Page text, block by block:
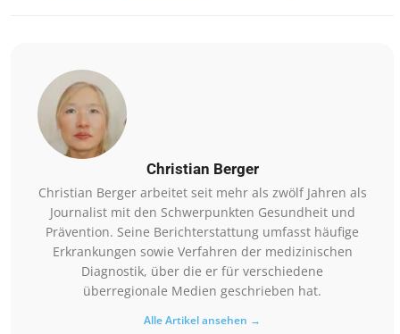
Christian Berger
Christian Berger arbeitet seit mehr als zwölf Jahren als
Journalist mit den Schwerpunkten Gesundheit und
Prävention. Seine Berichterstattung umfasst häufige
Erkrankungen sowie Verfahren der medizinischen
Diagnostik, über die er für verschiedene
überregionale Medien geschrieben hat.
Alle Artikel ansehen →